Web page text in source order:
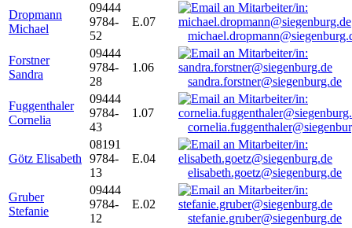
Dropmann
Michael
09444
9784-
52
E.07
Forstner
Sandra
09444
9784-
28
1.06
sandra.forstner@siegenburg.de
Fuggenthaler
Cornelia
09444
9784-
43
1.07
Götz Elisabeth
08191
9784-
13
E.04
elisabeth.goetz@siegenburg.de
Gruber
Stefanie
09444
9784-
12
E.02
stefanie.gruber@siegenburg.de